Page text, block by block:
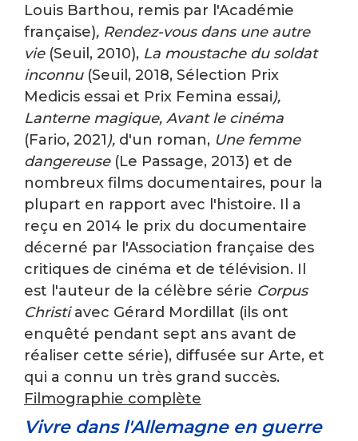
Louis Barthou, remis par l'Académie
française), Rendez-vous dans une autre
vie(Seuil, 2010), La moustache du soldat
inconnu(Seuil, 2018, Sélection Prix
Medicis essai et Prix Femina essai),
Lanterne magique, Avant le cinéma
(Fario, 2021), d'un roman, Une femme
dangereuse(Le Passage, 2013) et de
nombreux films documentaires, pour la
plupart en rapport avec l'histoire. Il a
reçu en 2014 le prix du documentaire
décerné par l'Association française des
critiques de cinéma et de télévision. Il
est l'auteur de la célèbre série Corpus
Christiavec Gérard Mordillat (ils ont
enquêté pendant sept ans avant de
réaliser cette série), diffusée sur Arte, et
qui a connu un très grand succès.
Filmographie complète
Vivre dans l'Allemagne en guerre